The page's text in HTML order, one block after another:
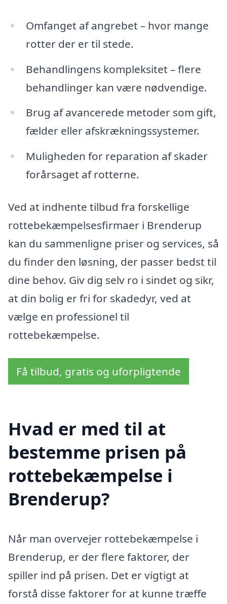
Omfanget af angrebet – hvor mange
rotter der er til stede.
Behandlingens kompleksitet – flere
behandlinger kan være nødvendige.
Brug af avancerede metoder som gift,
fælder eller afskrækningssystemer.
Muligheden for reparation af skader
forårsaget af rotterne.
Ved at indhente tilbud fra forskellige
rottebekæmpelsesfirmaer i Brenderup
kan du sammenligne priser og services, så
du finder den løsning, der passer bedst til
dine behov. Giv dig selv ro i sindet og sikr,
at din bolig er fri for skadedyr, ved at
vælge en professionel til
rottebekæmpelse.
Få tilbud, gratis og uforpligtende
Hvad er med til at
bestemme prisen på
rottebekæmpelse i
Brenderup?
Når man overvejer rottebekæmpelse i
Brenderup, er der flere faktorer, der
spiller ind på prisen. Det er vigtigt at
forstå disse faktorer for at kunne træffe